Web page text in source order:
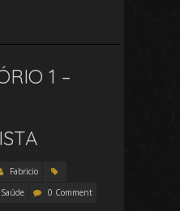
1 –
Fabricio
Saúde 0 Comment